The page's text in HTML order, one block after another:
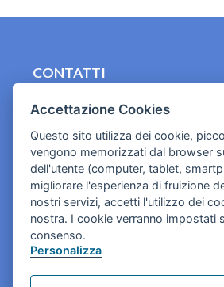
CONTATTI
Cookies e informativa privacy
Accettazione Cookies
Questo sito utilizza dei cookie,
vengono memorizzati dal browser
dell'utente (computer, tablet,
migliorare l'esperienza di fruizione
nostri servizi, accetti l'utilizzo dei
nostra. I cookie verranno impostati
consenso.
Personalizza